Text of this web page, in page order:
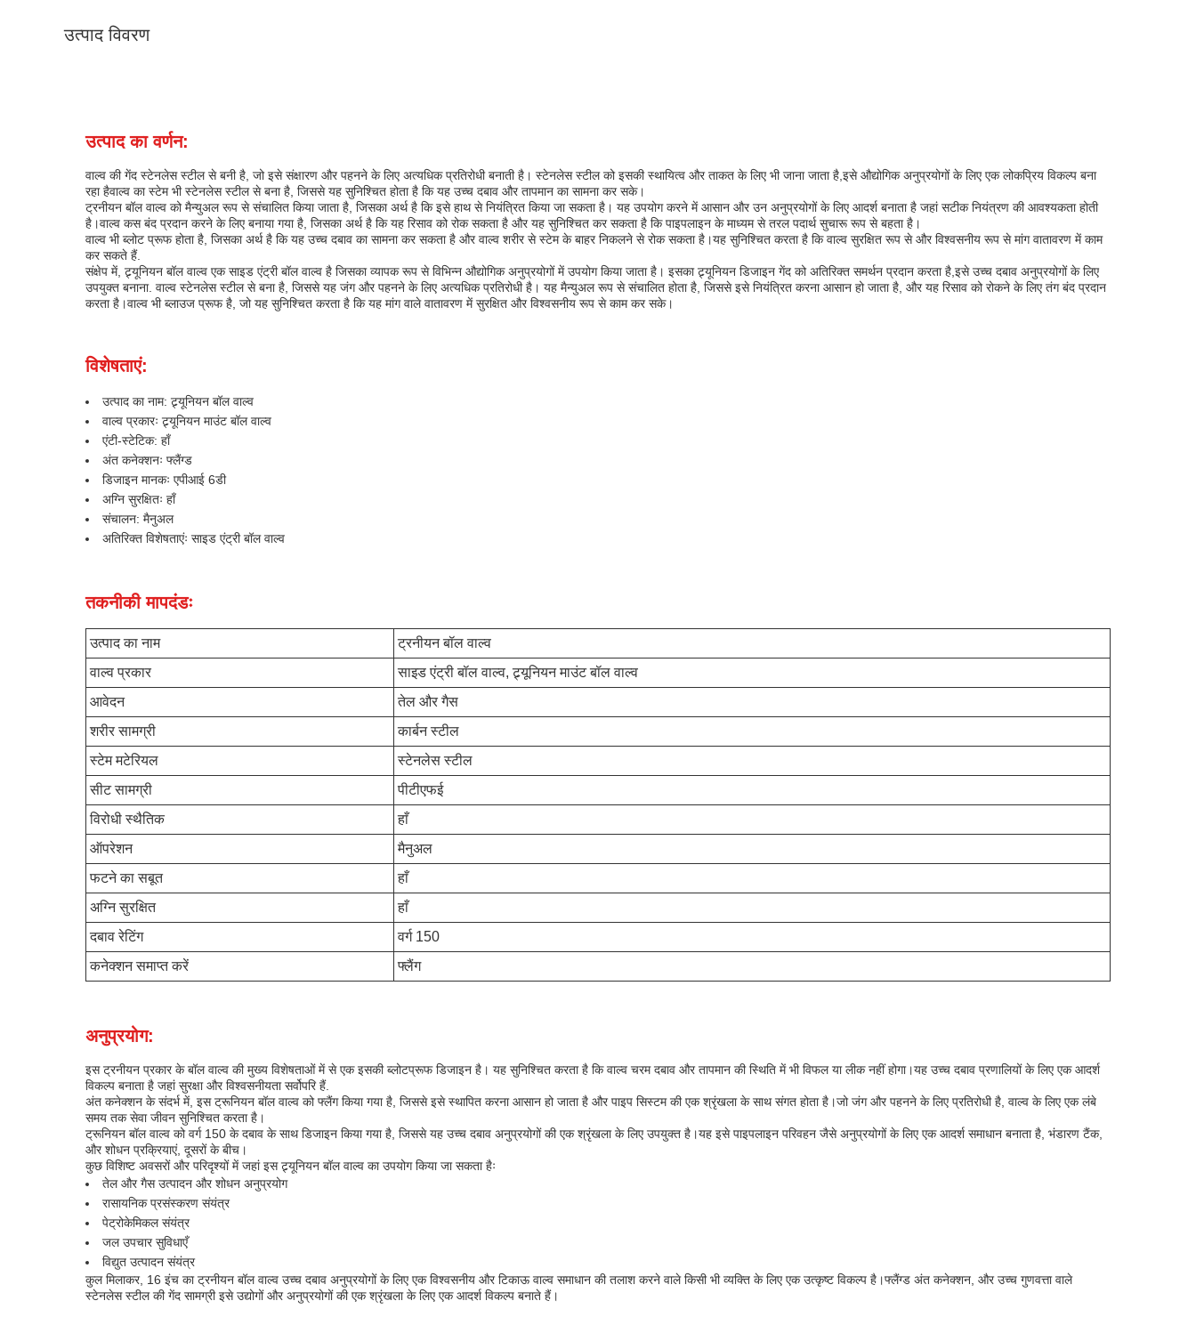
उत्पाद विवरण
उत्पाद का वर्णन:
वाल्व की गेंद स्टेनलेस स्टील से बनी है, जो इसे संक्षारण और पहनने के लिए अत्यधिक प्रतिरोधी बनाती है। स्टेनलेस स्टील को इसकी स्थायित्व और ताकत के लिए भी जाना जाता है,इसे औद्योगिक अनुप्रयोगों के लिए एक लोकप्रिय विकल्प बना
रहा हैवाल्व का स्टेम भी स्टेनलेस स्टील से बना है, जिससे यह सुनिश्चित होता है कि यह उच्च दबाव और तापमान का सामना कर सके।
ट्रनीयन बॉल वाल्व को मैन्युअल रूप से संचालित किया जाता है, जिसका अर्थ है कि इसे हाथ से नियंत्रित किया जा सकता है। यह उपयोग करने में आसान और उन अनुप्रयोगों के लिए आदर्श बनाता है जहां सटीक नियंत्रण की आवश्यकता होती
है।वाल्व कस बंद प्रदान करने के लिए बनाया गया है, जिसका अर्थ है कि यह रिसाव को रोक सकता है और यह सुनिश्चित कर सकता है कि पाइपलाइन के माध्यम से तरल पदार्थ सुचारू रूप से बहता है।
वाल्व भी ब्लोट प्रूफ होता है, जिसका अर्थ है कि यह उच्च दबाव का सामना कर सकता है और वाल्व शरीर से स्टेम के बाहर निकलने से रोक सकता है।यह सुनिश्चित करता है कि वाल्व सुरक्षित रूप से और विश्वसनीय रूप से मांग वातावरण में काम
कर सकते हैं.
संक्षेप में, ट्र्यूनियन बॉल वाल्व एक साइड एंट्री बॉल वाल्व है जिसका व्यापक रूप से विभिन्न औद्योगिक अनुप्रयोगों में उपयोग किया जाता है। इसका ट्र्यूनियन डिजाइन गेंद को अतिरिक्त समर्थन प्रदान करता है,इसे उच्च दबाव अनुप्रयोगों के लिए
उपयुक्त बनाना. वाल्व स्टेनलेस स्टील से बना है, जिससे यह जंग और पहनने के लिए अत्यधिक प्रतिरोधी है। यह मैन्युअल रूप से संचालित होता है, जिससे इसे नियंत्रित करना आसान हो जाता है, और यह रिसाव को रोकने के लिए तंग बंद प्रदान
करता है।वाल्व भी ब्लाउज प्रूफ है, जो यह सुनिश्चित करता है कि यह मांग वाले वातावरण में सुरक्षित और विश्वसनीय रूप से काम कर सके।
विशेषताएं:
उत्पाद का नाम: ट्र्यूनियन बॉल वाल्व
वाल्व प्रकारः ट्र्यूनियन माउंट बॉल वाल्व
एंटी-स्टेटिक: हाँ
अंत कनेक्शनः फ्लैंग्ड
डिजाइन मानकः एपीआई 6डी
अग्नि सुरक्षितः हाँ
संचालन: मैनुअल
अतिरिक्त विशेषताएंः साइड एंट्री बॉल वाल्व
तकनीकी मापदंडः
उत्पाद का नाम
ट्रनीयन बॉल वाल्व
वाल्व प्रकार
साइड एंट्री बॉल वाल्व, ट्र्यूनियन माउंट बॉल वाल्व
आवेदन
तेल और गैस
शरीर सामग्री
कार्बन स्टील
स्टेम मटेरियल
स्टेनलेस स्टील
सीट सामग्री
पीटीएफई
विरोधी स्थैतिक
हाँ
ऑपरेशन
मैनुअल
फटने का सबूत
हाँ
अग्नि सुरक्षित
हाँ
दबाव रेटिंग
वर्ग 150
कनेक्शन समाप्त करें
फ्लैंग
अनुप्रयोग:
इस ट्रनीयन प्रकार के बॉल वाल्व की मुख्य विशेषताओं में से एक इसकी ब्लोटप्रूफ डिजाइन है। यह सुनिश्चित करता है कि वाल्व चरम दबाव और तापमान की स्थिति में भी विफल या लीक नहीं होगा।यह उच्च दबाव प्रणालियों के लिए एक आदर्श
विकल्प बनाता है जहां सुरक्षा और विश्वसनीयता सर्वोपरि हैं.
अंत कनेक्शन के संदर्भ में, इस ट्रूनियन बॉल वाल्व को फ्लैंग किया गया है, जिससे इसे स्थापित करना आसान हो जाता है और पाइप सिस्टम की एक श्रृंखला के साथ संगत होता है।जो जंग और पहनने के लिए प्रतिरोधी है, वाल्व के लिए एक लंबे
समय तक सेवा जीवन सुनिश्चित करता है।
ट्रूनियन बॉल वाल्व को वर्ग 150 के दबाव के साथ डिजाइन किया गया है, जिससे यह उच्च दबाव अनुप्रयोगों की एक श्रृंखला के लिए उपयुक्त है।यह इसे पाइपलाइन परिवहन जैसे अनुप्रयोगों के लिए एक आदर्श समाधान बनाता है, भंडारण टैंक,
और शोधन प्रक्रियाएं, दूसरों के बीच।
कुछ विशिष्ट अवसरों और परिदृश्यों में जहां इस ट्र्यूनियन बॉल वाल्व का उपयोग किया जा सकता हैः
तेल और गैस उत्पादन और शोधन अनुप्रयोग
रासायनिक प्रसंस्करण संयंत्र
पेट्रोकेमिकल संयंत्र
जल उपचार सुविधाएँ
विद्युत उत्पादन संयंत्र
कुल मिलाकर, 16 इंच का ट्रनीयन बॉल वाल्व उच्च दबाव अनुप्रयोगों के लिए एक विश्वसनीय और टिकाऊ वाल्व समाधान की तलाश करने वाले किसी भी व्यक्ति के लिए एक उत्कृष्ट विकल्प है।फ्लैंग्ड अंत कनेक्शन, और उच्च गुणवत्ता वाले
स्टेनलेस स्टील की गेंद सामग्री इसे उद्योगों और अनुप्रयोगों की एक श्रृंखला के लिए एक आदर्श विकल्प बनाते हैं।